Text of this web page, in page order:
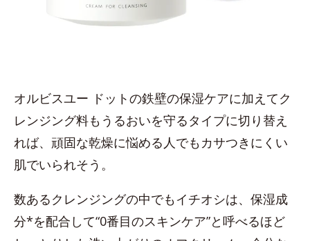
オルビスユー ドットの鉄壁の保湿ケアに加えてク
レンジング料もうるおいを守るタイプに切り替え
れば、頑固な乾燥に悩める人でもカサつきにくい
肌でいられそう。
数あるクレンジングの中でもイチオシは、保湿成
分*を配合して“0番目のスキンケア”と呼べるほど